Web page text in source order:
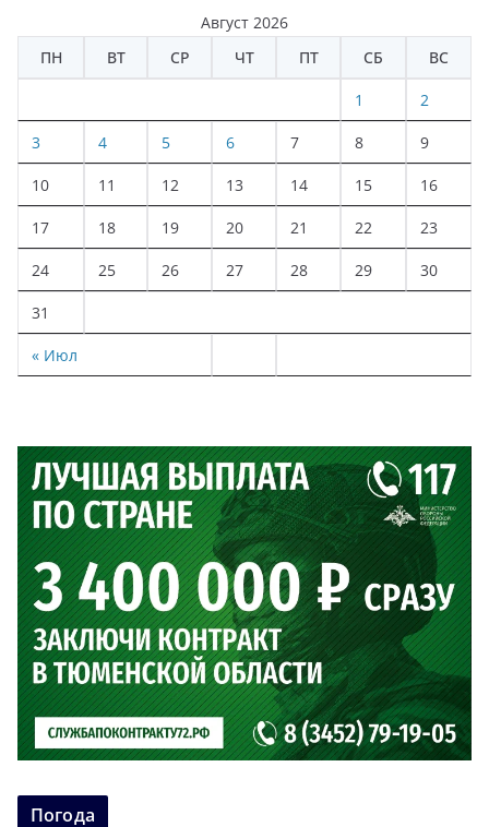
Август 2026
ПН
ВТ СР ЧТ ПТ СБ ВС
« Июл
1 2
3 4 5 6 7 8 9
10 11 12 13 14 15 16
17 18 19 20 21 22 23
24 25 26 27 28 29 30
31
Погода